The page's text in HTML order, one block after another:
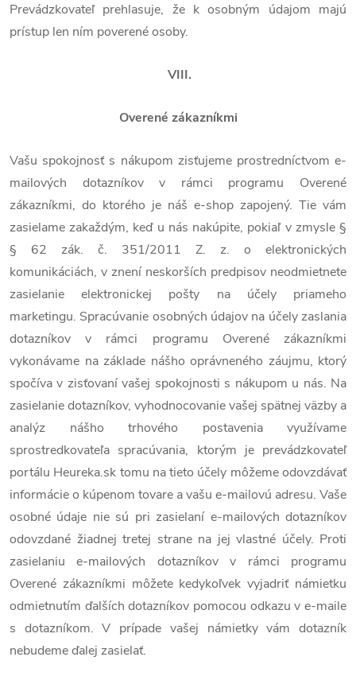
Prevádzkovateľ prehlasuje, že k osobným údajom majú
prístup len ním poverené osoby.
VIII.
Overené zákazníkmi
Vašu spokojnosť s nákupom zisťujeme prostredníctvom e-
mailových dotazníkov v rámci programu Overené
zákazníkmi, do ktorého je náš e-shop zapojený. Tie vám
zasielame zakaždým, keď u nás nakúpite, pokiaľ v zmysle §
§ 62 zák. č. 351/2011 Z. z. o elektronických
komunikáciách, v znení neskorších predpisov neodmietnete
zasielanie elektronickej pošty na účely priameho
marketingu. Spracúvanie osobných údajov na účely zaslania
dotazníkov v rámci programu Overené zákazníkmi
vykonávame na základe nášho oprávneného záujmu, ktorý
spočíva v zisťovaní vašej spokojnosti s nákupom u nás. Na
zasielanie dotazníkov, vyhodnocovanie vašej spätnej väzby a
analýz nášho trhového postavenia využívame
sprostredkovateľa spracúvania, ktorým je prevádzkovateľ
portálu Heureka.sk tomu na tieto účely môžeme odovzdávať
informácie o kúpenom tovare a vašu e-mailovú adresu. Vaše
osobné údaje nie sú pri zasielaní e-mailových dotazníkov
odovzdané žiadnej tretej strane na jej vlastné účely. Proti
zasielaniu e-mailových dotazníkov v rámci programu
Overené zákazníkmi môžete kedykoľvek vyjadriť námietku
odmietnutím ďalších dotazníkov pomocou odkazu v e-maile
s dotazníkom. V prípade vašej námietky vám dotazník
nebudeme ďalej zasielať.